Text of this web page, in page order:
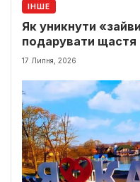
ІНШЕ
Як уникнути
подарувати щастя
17 Липня, 2026